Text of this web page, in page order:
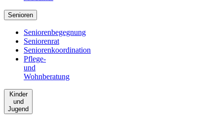
Senioren
Seniorenbegegnung
Seniorenrat
Seniorenkoordination
Pflege-
und
Wohnberatung
Kinder
und
Jugend